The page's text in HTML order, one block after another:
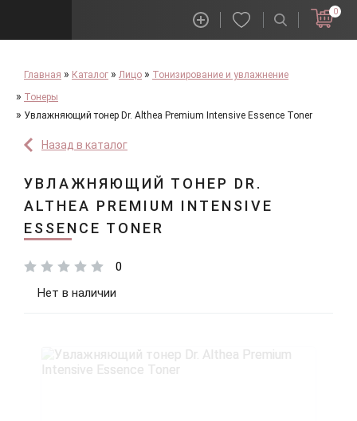
0
Главная Каталог Лицо
Тонизирование и увлажнение
Тонеры
Увлажняющий тонер Dr. Althea Premium Intensive Essence Toner
Назад в каталог
УВЛАЖНЯЮЩИЙ ТОНЕР DR.
ALTHEA PREMIUM INTENSIVE
ESSENCE TONER
0
Нет в наличии